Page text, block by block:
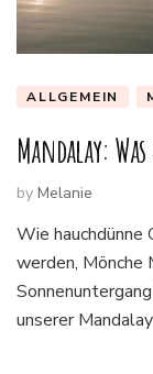
ALLGEMEIN
Mandalay:
by Melanie
Wie
werden,
unserer